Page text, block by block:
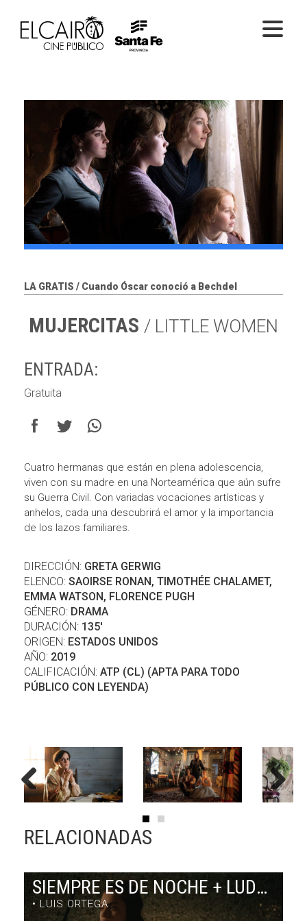
PELÍCULAS EN SALA
EL CINE
LA GRATIS / Cuando Óscar conoció a Bechdel
MUJERCITAS / LITTLE WOMEN
ENTRADA:
Gratuita
Cuatro hermanas que están en plena adolescencia,
viven con su madre en una Norteamérica que aún sufre
su Guerra Civil. Con variadas vocaciones artísticas y
anhelos, cada una descubrirá el amor y la importancia
de los lazos familiares.
DIRECCIÓN: GRETA GERWIG
ELENCO: SAOIRSE RONAN, TIMOTHÉE CHALAMET,
EMMA WATSON, FLORENCE PUGH
GÉNERO: DRAMA
DURACIÓN: 135'
ORIGEN: ESTADOS UNIDOS
AÑO: 2019
CALIFICACIÓN: ATP (CL) (APTA PARA TODO
PÚBLICO CON LEYENDA)
RELACIONADAS
SIEMPRE ES DE NOCHE + LUDMILA EN CUBA
• LUIS ORTEGA
SIEMPRE ES DE NOCHE + LUDMILA EN CUBA